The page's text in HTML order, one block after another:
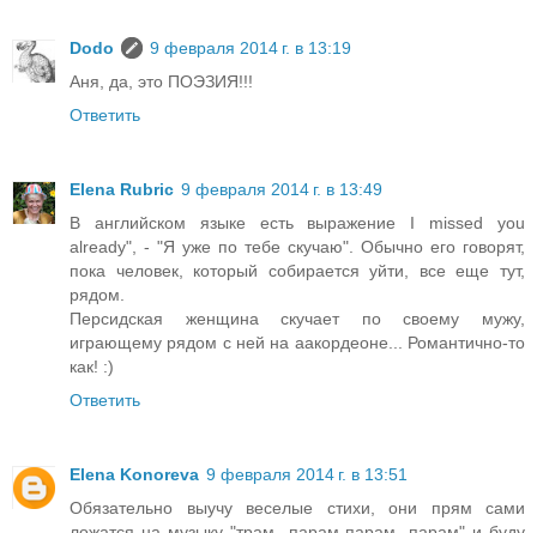
Dodo
9 февраля 2014 г. в 13:19
Аня, да, это ПОЭЗИЯ!!!
Ответить
Elena Rubric 9 февраля 2014 г. в 13:49
В английском языке есть выражение I missed you
already", - "Я уже по тебе скучаю". Обычно его говорят,
пока человек, который собирается уйти, все еще тут,
рядом.
Персидская женщина скучает по своему мужу,
играющему рядом с ней на аакордеоне... Романтично-то
как! :)
Ответить
Elena Konoreva 9 февраля 2014 г. в 13:51
Обязательно выучу веселые стихи, они прям сами